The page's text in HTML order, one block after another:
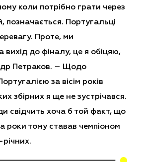
коли потрібно грати через
позначається. Португальці
Проте, ми
вихід до фіналу, це я обіцяю,
Петраков. – Щодо
за вісім років
збірних я ще не зустрічався.
свідчить хоча б той факт, що
роки тому ставав чемпіоном